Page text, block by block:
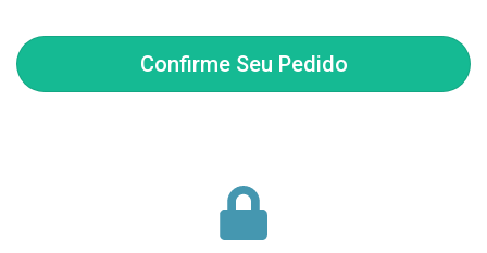
Confirme Seu Pedido